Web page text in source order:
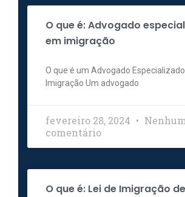
O que é: Advogado
em imigração
O que é um Advogado
Imigração Um advogado
fevereiro 28, 2024
comentário
O que é: Lei de Imigração